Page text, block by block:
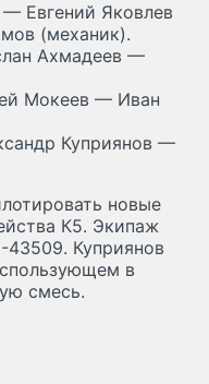
Евгений Яковлев
(механик).
Ахмадеев —
Мокеев — Иван
Куприянов —
новые
К5. Экипаж
Куприянов
в
смесь.